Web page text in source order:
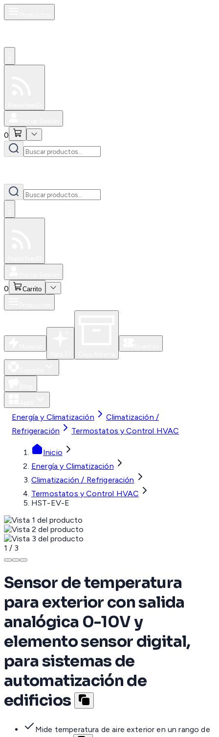
0
0 Carrito
Energía y Climatización
Climatización /
Refrigeración
Termostatos y Control HVAC
Inicio
Energía y Climatización
Climatización / Refrigeración
Termostatos y Control HVAC
HST-EV-E
1 / 3
Sensor de temperatura
para exterior con salida
analógica 0-10V y
elemento sensor digital,
para sistemas de
automatización de
edificios
Mide temperatura de aire exterior en un rango de